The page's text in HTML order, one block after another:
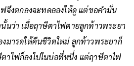
จึงตกลงจะทดลองให้ดู แต่ขอคำมั่น
ว่า เมื่อฤาษีตาไฟตายลูกท้าวพระยา
งมารดให้คืนชีวิตใหม่ ลูกท้าวพระยาก็
ไฟก็ลงไปในบ่อที่หนึ่ง แต่ฤาษีตาไฟ